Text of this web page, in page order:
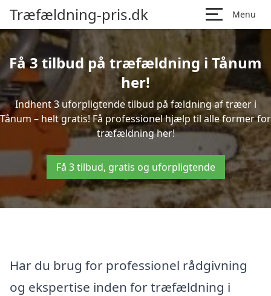
Træfældning-pris.dk Menu
Få 3 tilbud på træfældning i Tånum
her!
Indhent 3 uforpligtende tilbud på fældning af træer i
Tånum – helt gratis! Få professionel hjælp til alle former for
træfældning her!
Få 3 tilbud, gratis og uforpligtende
Har du brug for professionel rådgivning
og ekspertise inden for træfældning i